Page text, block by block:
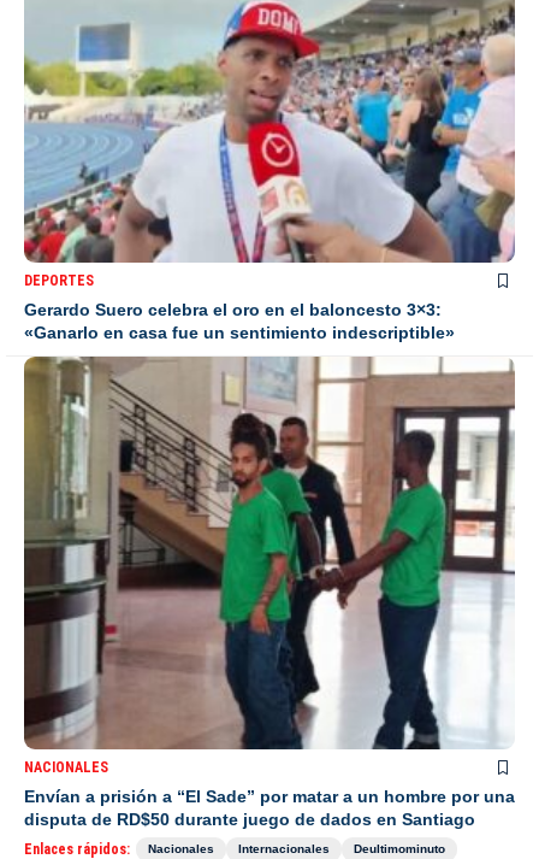
DEPORTES
Gerardo Suero celebra el oro en el baloncesto 3×3:
«Ganarlo en casa fue un sentimiento indescriptible»
NACIONALES
Envían a prisión a “El Sade” por matar a un hombre por una
disputa de RD$50 durante juego de dados en Santiago
Enlaces rápidos: Nacionales Internacionales
Deultimominuto